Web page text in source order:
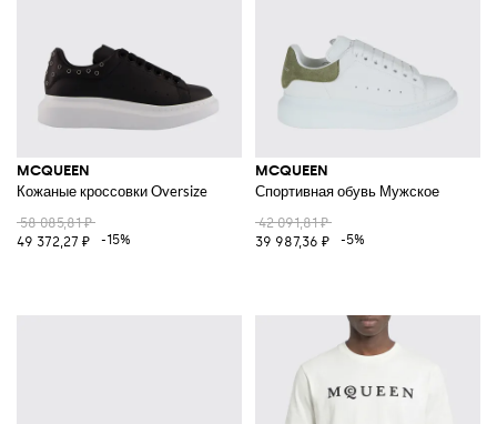
MCQUEEN
Кожаные кроссовки Oversize
58 085,81 ₽
49 372,27 ₽
-15%
MCQUEEN
Спортивная обувь Мужское
42 091,81 ₽
39 987,36 ₽
-5%